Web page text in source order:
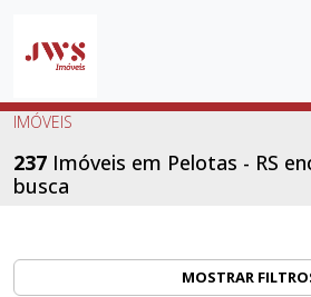
COMPRAR
LANÇAMENTOS
IMÓVEIS
237 Imóveis em Pelotas - RS
busca
MOSTRAR